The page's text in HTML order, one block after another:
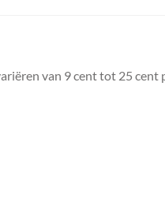
van 9 cent tot 25 cent